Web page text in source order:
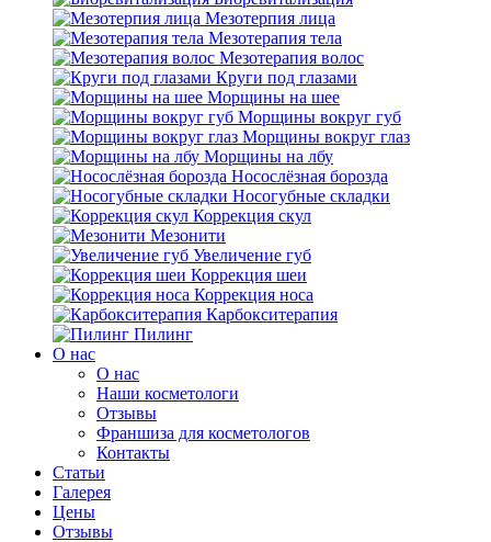
Мезотерпия лица
Мезотерапия тела
Мезотерапия волос
Круги под глазами
Морщины на шее
Морщины вокруг губ
Морщины вокруг глаз
Морщины на лбу
Носослёзная борозда
Носогубные складки
Коррекция скул
Мезонити
Увеличение губ
Коррекция шеи
Коррекция носа
Карбокситерапия
Пилинг
O нас
O нас
Наши косметологи
Отзывы
Франшиза для косметологов
Контакты
Статьи
Галерея
Цены
Отзывы